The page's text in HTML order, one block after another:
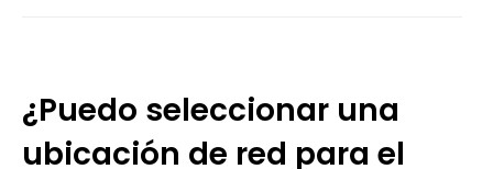
¿Puedo seleccionar una
ubicación de red para el